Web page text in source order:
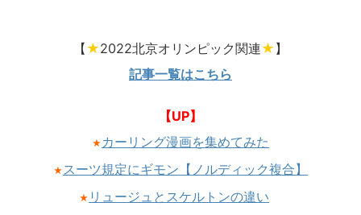
【 ★2022北京オリンピック関連★ 】
記事一覧はこちら
【UP】
★ カーリング漫画を集めてみた
★スーツ規定にギモン【ノルディック複合】
★ リュージュとスケルトンの違い